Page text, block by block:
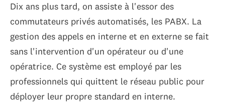
Dix ans plus tard, on assiste à l'essor des
commutateurs privés automatisés, les PABX. La
gestion des appels en interne et en externe se fait
sans l'intervention d'un opérateur ou d'une
opératrice. Ce système est employé par les
professionnels qui quittent le réseau public pour
déployer leur propre standard en interne.